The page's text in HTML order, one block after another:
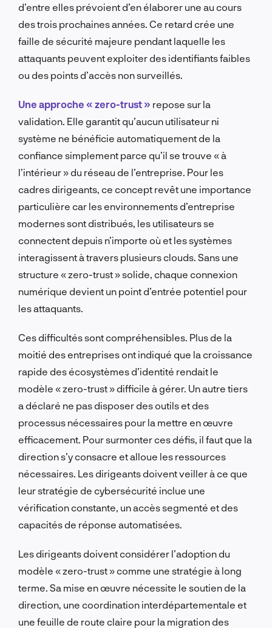
d’entre elles prévoient d’en élaborer une au cours
des trois prochaines années. Ce retard crée une
faille de sécurité majeure pendant laquelle les
attaquants peuvent exploiter des identifiants faibles
ou des points d’accès non surveillés.
Une approche « zero-trust » repose sur la
validation. Elle garantit qu’aucun utilisateur ni
système ne bénéficie automatiquement de la
confiance simplement parce qu’il se trouve « à
l’intérieur » du réseau de l’entreprise. Pour les
cadres dirigeants, ce concept revêt une importance
particulière car les environnements d’entreprise
modernes sont distribués, les utilisateurs se
connectent depuis n’importe où et les systèmes
interagissent à travers plusieurs clouds. Sans une
structure « zero-trust » solide, chaque connexion
numérique devient un point d’entrée potentiel pour
les attaquants.
Ces difficultés sont compréhensibles. Plus de la
moitié des entreprises ont indiqué que la croissance
rapide des écosystèmes d’identité rendait le
modèle « zero-trust » difficile à gérer. Un autre tiers
a déclaré ne pas disposer des outils et des
processus nécessaires pour la mettre en œuvre
efficacement. Pour surmonter ces défis, il faut que la
direction s’y consacre et alloue les ressources
nécessaires. Les dirigeants doivent veiller à ce que
leur stratégie de cybersécurité inclue une
vérification constante, un accès segmenté et des
capacités de réponse automatisées.
Les dirigeants doivent considérer l’adoption du
modèle « zero-trust » comme une stratégie à long
terme. Sa mise en œuvre nécessite le soutien de la
direction, une coordination interdépartementale et
une feuille de route claire pour la migration des